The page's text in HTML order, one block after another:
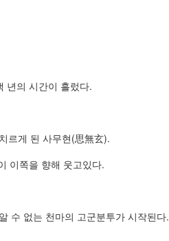
년의 시간이 흘렀다.
르게 된 사무현(思無玄).
이쪽을 향해 웃고있다.
수 없는 천마의 고군분투가 시작된다.